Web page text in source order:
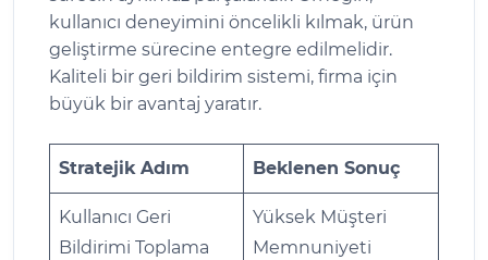
kullanıcı deneyimini öncelikli kılmak, ürün
geliştirme sürecine entegre edilmelidir.
Kaliteli bir geri bildirim sistemi, firma için
büyük bir avantaj yaratır.
Stratejik Adım Beklenen Sonuç
Kullanıcı Geri
Bildirimi Toplama
Yüksek Müşteri
Memnuniyeti